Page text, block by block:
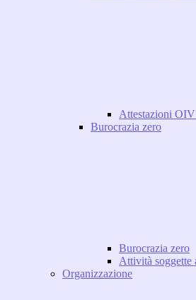
Attestazioni OIV
Burocrazia zero
Burocrazia zero
Attività soggette
Organizzazione